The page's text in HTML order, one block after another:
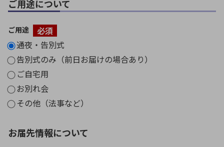
ご用途について
ご用途
必須
通夜・告別式
告別式のみ（前日お届けの場合あり）
ご自宅用
お別れ会
その他（法事など）
お届先情報について